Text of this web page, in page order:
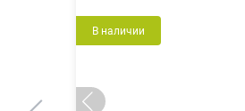
В наличии